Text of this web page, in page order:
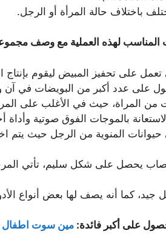
باختلاف حالة المرأة أو الرجل.
لهذه العملية مع وصف
على تحفيز المبيض ليقوم
على عدد أكبر من البويضات في آن
من المراة، حيث في الأغلب على
بالموجات الفوق صوتية
المنوية من الرجل حيث يتم
يحصل على شكل سليم، تأتي
كما أنه يصف لها بعض أنواع
على أكبر فائدة: مين سوت اطفال